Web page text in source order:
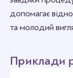
допомагає
та молодий
Приклади